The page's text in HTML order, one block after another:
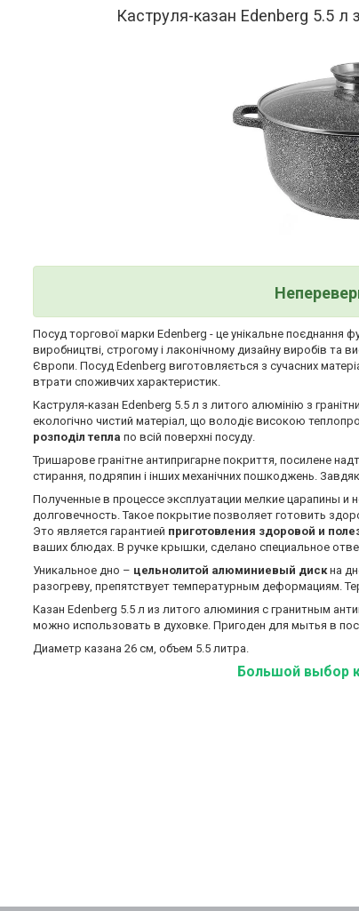
Каструля-казан Edenberg 5.5
Посуд торгової марки Edenberg - це унікальне поєднання
виробництві, строгому і лаконічному дизайну виробів та
Європи. Посуд Edenberg виготовляється з сучасних
втрати споживчих характеристик.
Каструля-казан Edenberg 5.5 л з литого алюмінію з
екологічно чистий матеріал, що володіє високою
розподіл тепла по всій поверхні посуду.
Тришарове гранітне антипригарне покриття, посилене
стирання, подряпин і інших механічних пошкоджень.
Полученные в процессе эксплуатации мелкие царапины и
долговечность. Такое покрытие позволяет готовить
Это является гарантией приготовления здоровой и
ваших блюдах. В ручке крышки, сделано специальное
Уникальное дно – цельнолитой алюминиевый дискна
разогреву, препятствует температурным деформациям.
Казан Edenberg 5.5 л из литого алюминия с гранитным
можно использовать в духовке. Пригоден для мытья в
Диаметр казана 26 см, объем 5.5 литра.
Большой выбор